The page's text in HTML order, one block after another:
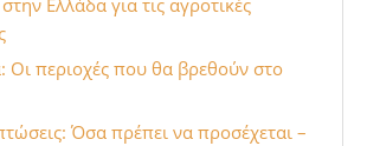
Ελλάδα για τις αγροτικές
Οι περιοχές που θα βρεθούν στο
Όσα πρέπει να προσέχεται –